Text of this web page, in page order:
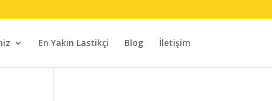
En Yakın Lastikçi Blog İletişim